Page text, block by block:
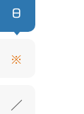
日
※
／